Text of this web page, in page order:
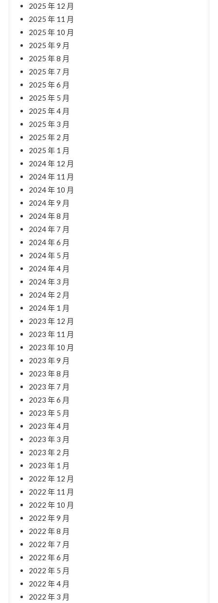
2025 年 12 月
2025 年 11 月
2025 年 10 月
2025 年 9 月
2025 年 8 月
2025 年 7 月
2025 年 6 月
2025 年 5 月
2025 年 4 月
2025 年 3 月
2025 年 2 月
2025 年 1 月
2024 年 12 月
2024 年 11 月
2024 年 10 月
2024 年 9 月
2024 年 8 月
2024 年 7 月
2024 年 6 月
2024 年 5 月
2024 年 4 月
2024 年 3 月
2024 年 2 月
2024 年 1 月
2023 年 12 月
2023 年 11 月
2023 年 10 月
2023 年 9 月
2023 年 8 月
2023 年 7 月
2023 年 6 月
2023 年 5 月
2023 年 4 月
2023 年 3 月
2023 年 2 月
2023 年 1 月
2022 年 12 月
2022 年 11 月
2022 年 10 月
2022 年 9 月
2022 年 8 月
2022 年 7 月
2022 年 6 月
2022 年 5 月
2022 年 4 月
2022 年 3 月